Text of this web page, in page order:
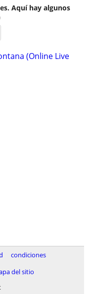
Aquí hay algunos
(Online Live
condiciones
del sitio